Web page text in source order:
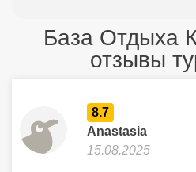
База Отдыха
отзывы
8.7
Anastasia
15.08.2025